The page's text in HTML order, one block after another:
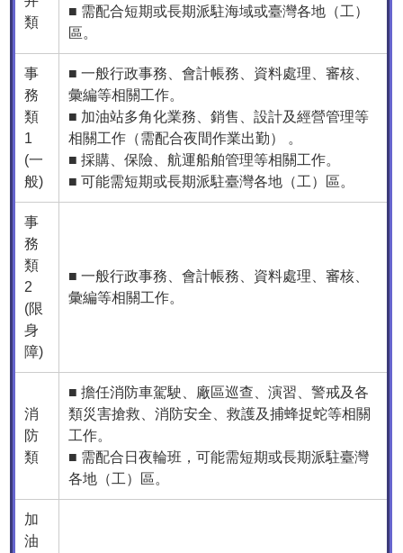
類
■ 需配合短期或長期派駐海域或臺灣各地（工）
區。
事
務
類
1
(一
般)
■ 一般行政事務、會計帳務、資料處理、審核、
彙編等相關工作。
■ 加油站多角化業務、銷售、設計及經營管理等
相關工作（需配合夜間作業出勤） 。
■ 採購、保險、航運船舶管理等相關工作。
■ 可能需短期或長期派駐臺灣各地（工）區。
事
務
類
2
(限
身
障)
■ 一般行政事務、會計帳務、資料處理、審核、
彙編等相關工作。
消
防
類
■ 擔任消防車駕駛、廠區巡查、演習、警戒及各
類災害搶救、消防安全、救護及捕蜂捉蛇等相關
工作。
■ 需配合日夜輪班，可能需短期或長期派駐臺灣
各地（工）區。
加
油